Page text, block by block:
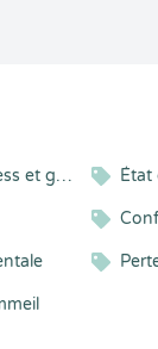
Gestion du stress et gestion émotionnelle